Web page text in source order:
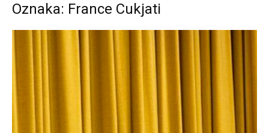
Oznaka: France Cukjati